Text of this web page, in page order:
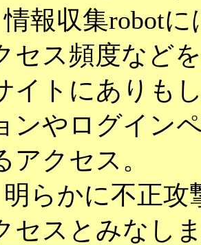
報収集robot
セス頻度など
イトにありも
ンやログイン
アクセス。
らかに不正
セスとみなし